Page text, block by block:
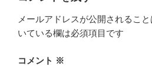
メールアドレスが公開されること
いている欄は必須項目です
コメント ※